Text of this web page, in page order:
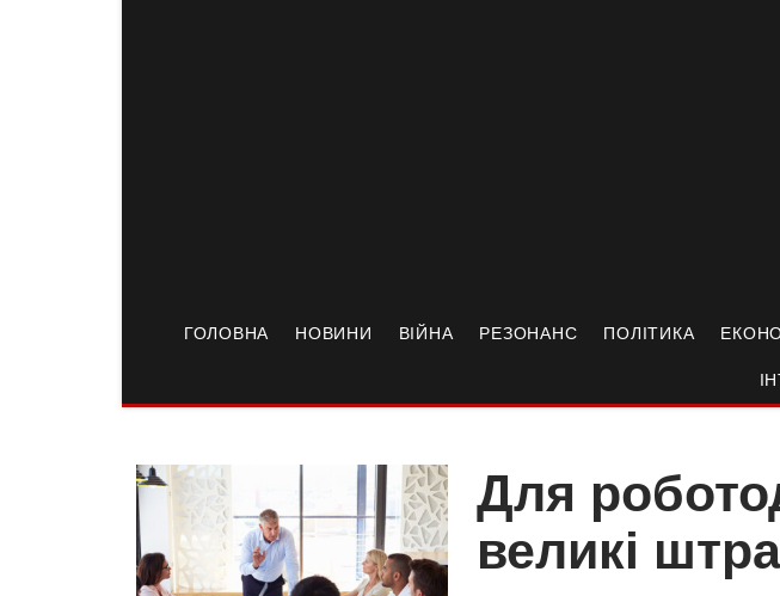
ГОЛОВНА НОВИНИ ВІЙНА РЕЗОНАНС ПОЛІТИКА
Для
великі